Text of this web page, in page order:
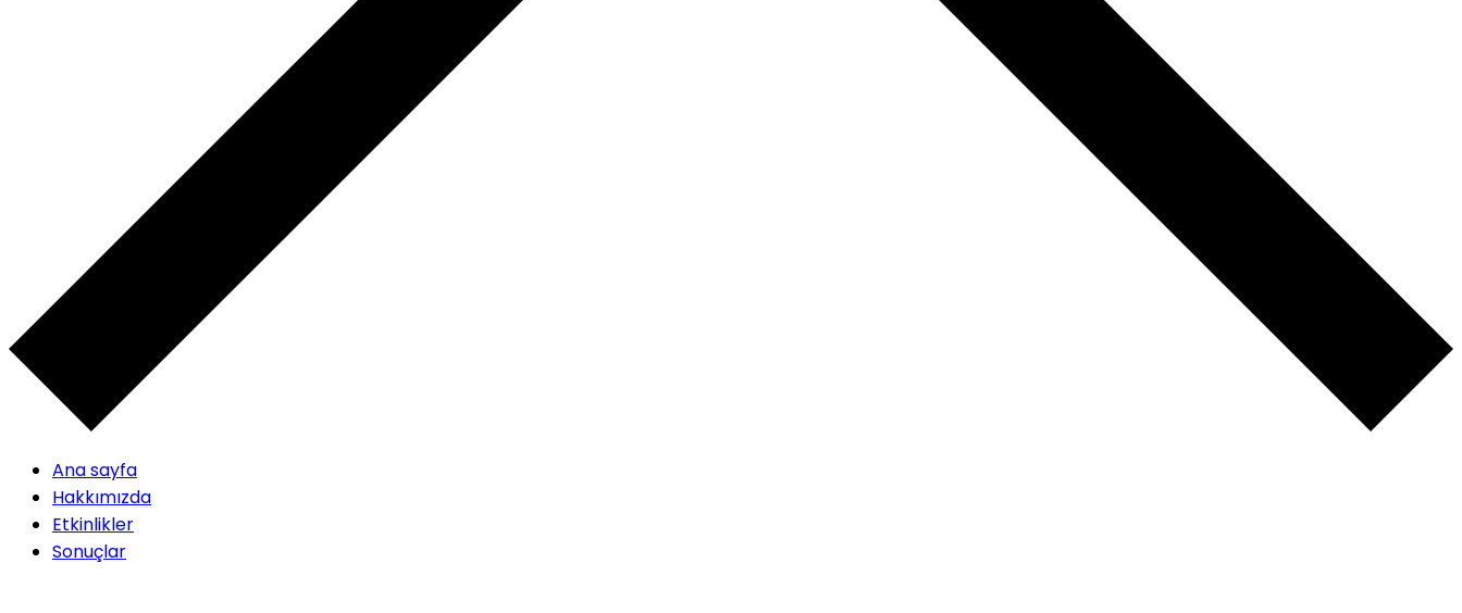
Ana sayfa
Hakkımızda
Etkinlikler
Sonuçlar